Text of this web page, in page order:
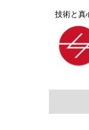
技術と真